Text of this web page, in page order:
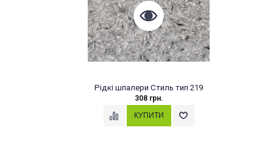
Рідкі шпалери Стиль тип 219
308 грн.